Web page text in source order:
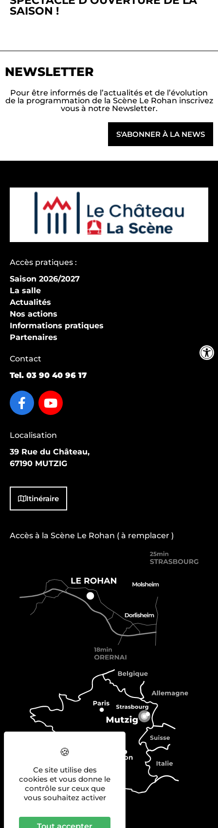
SAISON !
NEWSLETTER
Pour être informés de l’actualités et de l’évolution
de la programmation de la Scène Le Rohan inscrivez
vous à notre Newsletter.
S'ABONNER À LA NEWS
Accès pratiques :
Saison 2026/2027
La salle
Actualités
Nos actions
Informations pratiques
Partenaires
Contact
Tel. 03 90 40 96 17
Localisation
39 Rue du Château,
67190 MUTZIG
Itinéraire
Accès à la Scène Le Rohan ( à remplacer )
Ce site utilise des
cookies et vous donne le
contrôle sur ceux que
vous souhaitez activer